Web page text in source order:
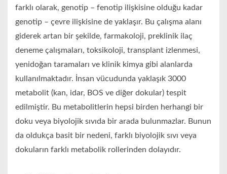
farklı olarak, genotip – fenotip ilişkisine olduğu kadar
genotip – çevre ilişkisine de yaklaşır. Bu çalışma alanı
giderek artan bir şekilde, farmakoloji, preklinik ilaç
deneme çalışmaları, toksikoloji, transplant izlenmesi,
yenidoğan taramaları ve klinik kimya gibi alanlarda
kullanılmaktadır. İnsan vücudunda yaklaşık 3000
metabolit (kan, idar, BOS ve diğer dokular) tespit
edilmiştir. Bu metabolitlerin hepsi birden herhangi bir
doku veya biyolojik sıvıda bir arada bulunmazlar. Bunun
da oldukça basit bir nedeni, farklı biyolojik sıvı veya
dokuların farklı metabolik rollerinden dolayıdır.